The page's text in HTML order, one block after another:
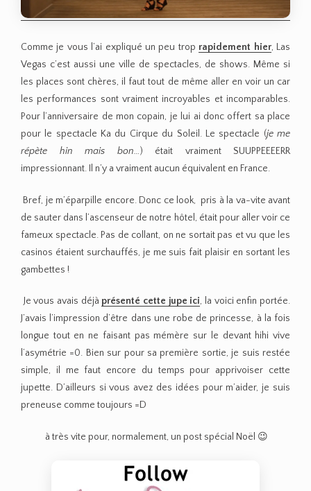
Comme je vous l’ai expliqué un peu trop rapidement hier, Las
Vegas c’est aussi une ville de spectacles, de shows. Même si
les places sont chères, il faut tout de même aller en voir un car
les performances sont vraiment incroyables et incomparables.
Pour l’anniversaire de mon copain, je lui ai donc offert sa place
pour le spectacle Ka du Cirque du Soleil. Le spectacle (je me
répète hin mais bon…) était vraiment SUUPPEEEERR
impressionnant. Il n’y a vraiment aucun équivalent en France.
Bref, je m’éparpille encore. Donc ce look, pris à la va-vite avant
de sauter dans l’ascenseur de notre hôtel, était pour aller voir ce
fameux spectacle. Pas de collant, on ne sortait pas et vu que les
casinos étaient surchauffés, je me suis fait plaisir en sortant les
gambettes !
Je vous avais déjà présenté cette jupe ici, la voici enfin portée.
J’avais l’impression d’être dans une robe de princesse, à la fois
longue tout en ne faisant pas mémère sur le devant hihi vive
l’asymétrie =0. Bien sur pour sa première sortie, je suis restée
simple, il me faut encore du temps pour apprivoiser cette
jupette. D’ailleurs si vous avez des idées pour m’aider, je suis
preneuse comme toujours =D
à très vite pour, normalement, un post spécial Noël 😉